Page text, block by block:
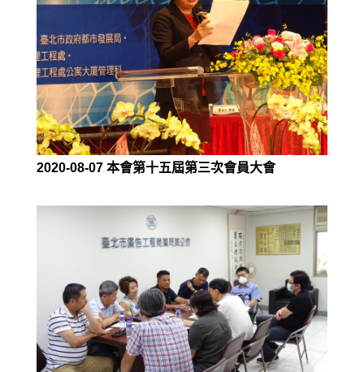
2020-08-07 本會第十五屆第三次會員大會